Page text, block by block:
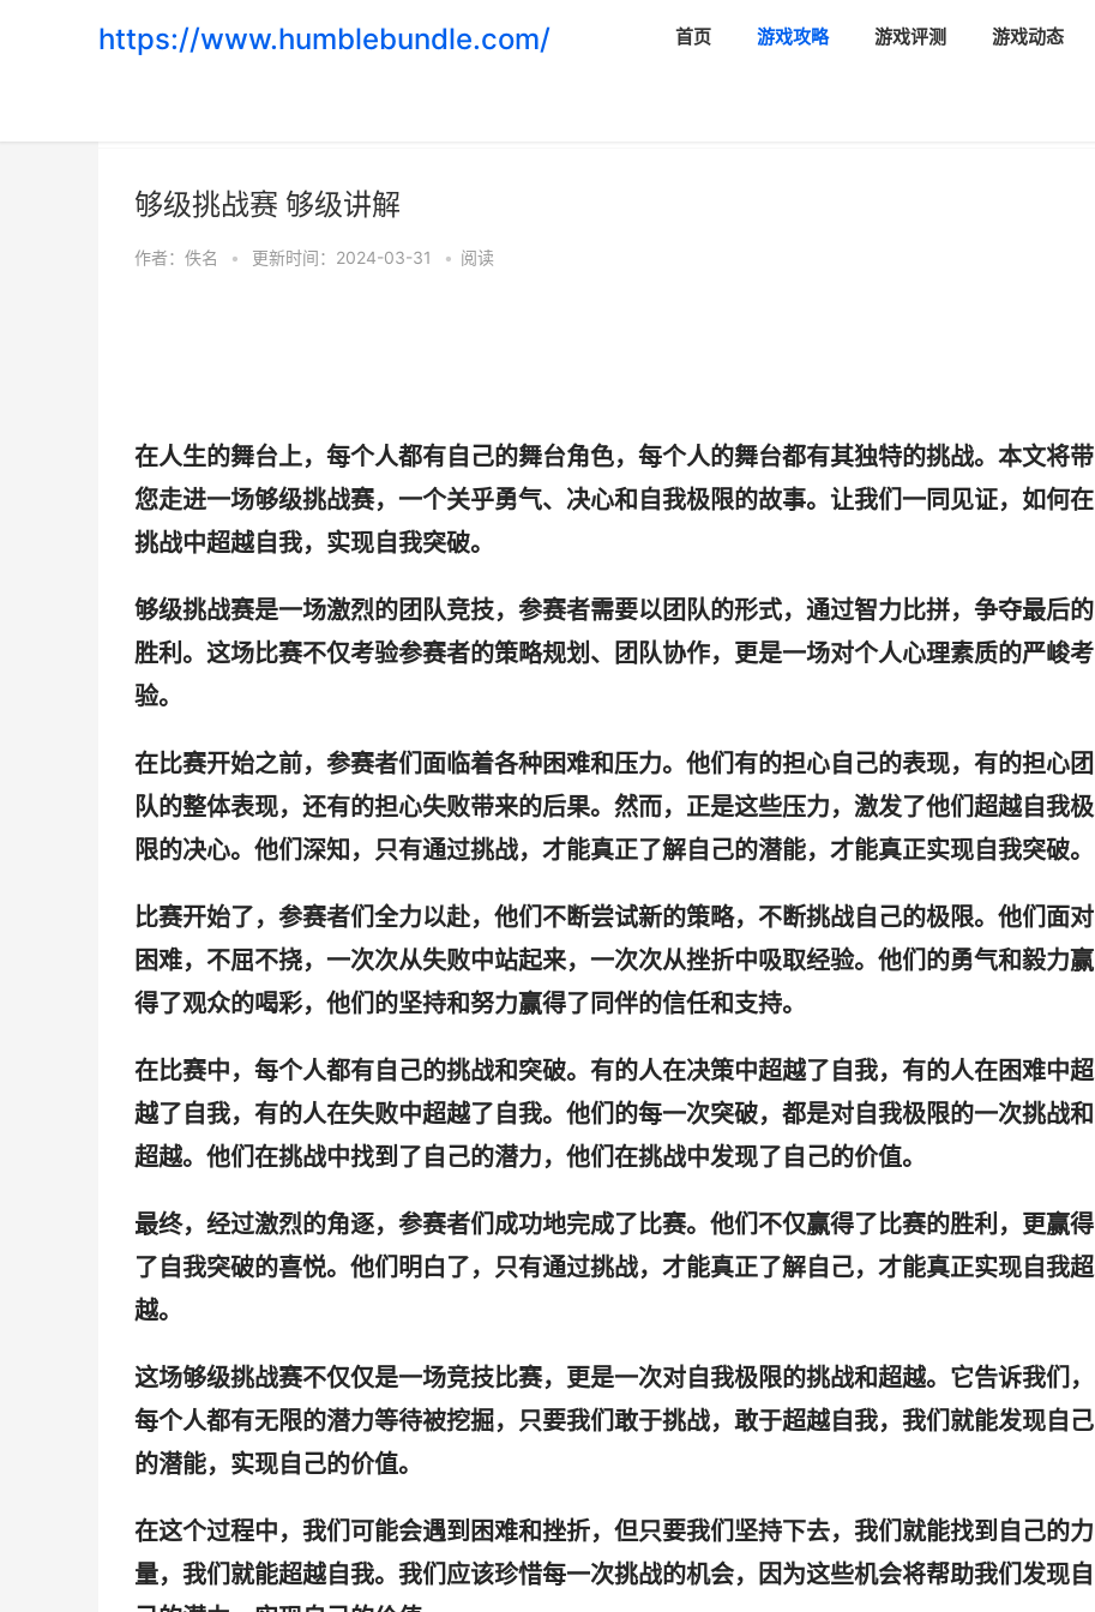
https://www.humblebundle.com/ 首页 游戏攻略 游戏评测 游戏动态
够级挑战赛 够级讲解
作者： 佚名 • 更新时间：2024-03-31 • 阅读
在人生的舞台上，每个人都有自己的舞台角色，每个人的舞台都有其独特的挑战。本文将带
您走进一场够级挑战赛，一个关乎勇气、决心和自我极限的故事。让我们一同见证，如何在
挑战中超越自我，实现自我突破。
够级挑战赛是一场激烈的团队竞技，参赛者需要以团队的形式，通过智力比拼，争夺最后的
胜利。这场比赛不仅考验参赛者的策略规划、团队协作，更是一场对个人心理素质的严峻考
验。
在比赛开始之前，参赛者们面临着各种困难和压力。他们有的担心自己的表现，有的担心团
队的整体表现，还有的担心失败带来的后果。然而，正是这些压力，激发了他们超越自我极
限的决心。他们深知，只有通过挑战，才能真正了解自己的潜能，才能真正实现自我突破。
比赛开始了，参赛者们全力以赴，他们不断尝试新的策略，不断挑战自己的极限。他们面对
困难，不屈不挠，一次次从失败中站起来，一次次从挫折中吸取经验。他们的勇气和毅力赢
得了观众的喝彩，他们的坚持和努力赢得了同伴的信任和支持。
在比赛中，每个人都有自己的挑战和突破。有的人在决策中超越了自我，有的人在困难中超
越了自我，有的人在失败中超越了自我。他们的每一次突破，都是对自我极限的一次挑战和
超越。他们在挑战中找到了自己的潜力，他们在挑战中发现了自己的价值。
最终，经过激烈的角逐，参赛者们成功地完成了比赛。他们不仅赢得了比赛的胜利，更赢得
了自我突破的喜悦。他们明白了，只有通过挑战，才能真正了解自己，才能真正实现自我超
越。
这场够级挑战赛不仅仅是一场竞技比赛，更是一次对自我极限的挑战和超越。它告诉我们，
每个人都有无限的潜力等待被挖掘，只要我们敢于挑战，敢于超越自我，我们就能发现自己
的潜能，实现自己的价值。
在这个过程中，我们可能会遇到困难和挫折，但只要我们坚持下去，我们就能找到自己的力
量，我们就能超越自我。我们应该珍惜每一次挑战的机会，因为这些机会将帮助我们发现自